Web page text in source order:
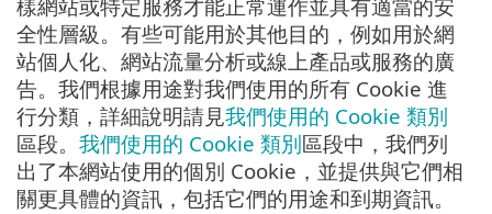
樣網站或特定服務才能正常運作並具有適當的安
全性層級。有些可能用於其他目的，例如用於網
站個人化、網站流量分析或線上產品或服務的廣
告。我們根據用途對我們使用的所有 Cookie 進
行分類，詳細說明請見我們使用的 Cookie 類別
區段。 我們使用的 Cookie 類別區段中，我們列
出了本網站使用的個別 Cookie，並提供與它們相
關更具體的資訊，包括它們的用途和到期資訊。